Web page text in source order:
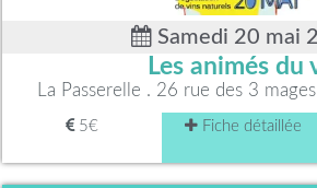
Samedi 20 mai
Les animés du
La Passerelle . 26 rue des 3
5€ Fiche détaillée